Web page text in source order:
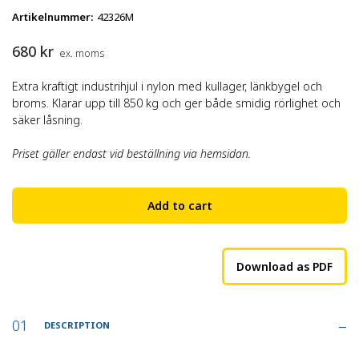
Artikelnummer: 42326M
680 kr ex. moms
Extra kraftigt industrihjul i nylon med kullager, länkbygel och
broms. Klarar upp till 850 kg och ger både smidig rörlighet och
säker låsning.
Priset gäller endast vid beställning via hemsidan.
Add to cart
Download as PDF
DESCRIPTION